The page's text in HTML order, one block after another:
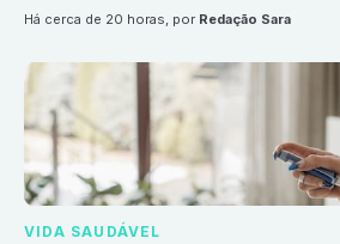
há cerca de 20 horas, por Redação Sara
VIDA SAUDÁVEL